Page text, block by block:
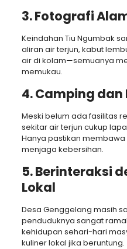
3.Fotografi
Keindahan Tiu Ngumbak
aliran air terjun, kabut
air di kolam—semuanya
memukau.
4.Camping dan
Meski belum ada fasilitas
sekitar air terjun cukup
Hanya pastikan
menjaga kebersihan.
5.Berinteraksi
Lokal
Desa Genggelang masih
penduduknya sangat
kehidupan sehari-hari
kuliner lokal jika beruntung.